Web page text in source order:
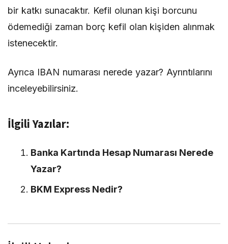
bir katkı sunacaktır. Kefil olunan kişi borcunu
ödemediği zaman borç kefil olan kişiden alınmak
istenecektir.
Ayrıca IBAN numarası nerede yazar? Ayrıntılarını
inceleyebilirsiniz.
İlgili Yazılar:
Banka Kartında Hesap Numarası Nerede
Yazar?
BKM Express Nedir?